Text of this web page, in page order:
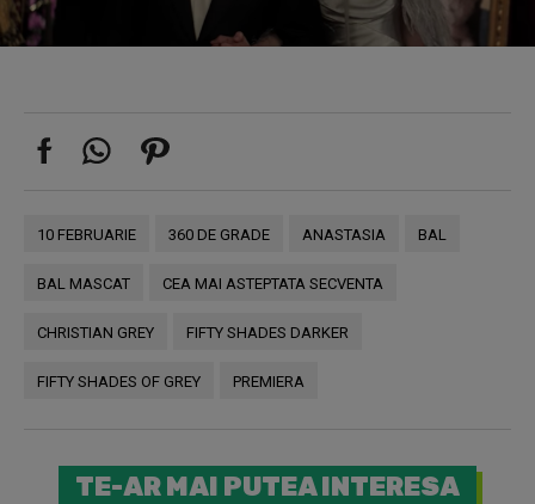
10 FEBRUARIE 360 DE GRADE ANASTASIA BAL
BAL MASCAT CEA MAI ASTEPTATA SECVENTA
CHRISTIAN GREY FIFTY SHADES DARKER
FIFTY SHADES OF GREY PREMIERA
TE-AR MAI PUTEA INTERESA